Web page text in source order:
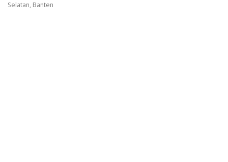
Selatan, Banten